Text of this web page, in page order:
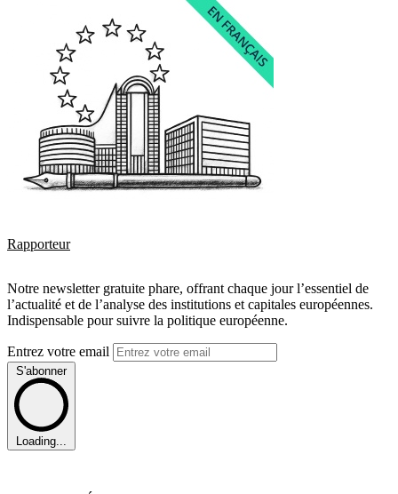
Rapporteur
Notre newsletter gratuite phare, offrant chaque jour l’essentiel de
l’actualité et de l’analyse des institutions et capitales européennes.
Indispensable pour suivre la politique européenne.
Entrez votre email
S'abonner
Loading...